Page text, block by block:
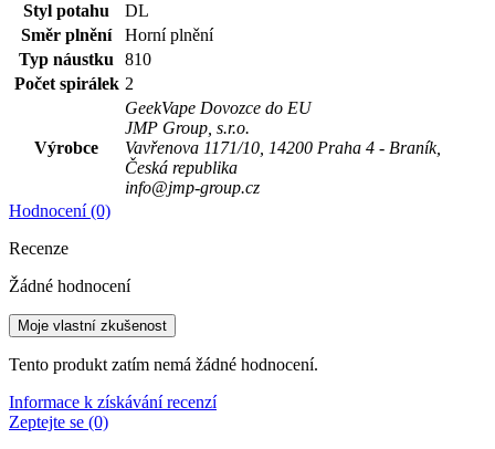
Styl potahu
DL
Směr plnění
Horní plnění
Typ náustku
810
Počet spirálek 2
Výrobce
GeekVape Dovozce do EU
JMP Group, s.r.o.
Vavřenova 1171/10, 14200 Praha 4 - Braník,
Česká republika
info@jmp-group.cz
Hodnocení (0)
Recenze
Žádné hodnocení
Moje vlastní zkušenost
Tento produkt zatím nemá žádné hodnocení.
Informace k získávání recenzí
Zeptejte se (0)